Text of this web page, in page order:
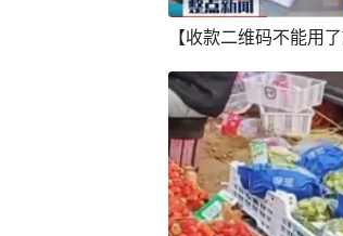
【收款二维码不能用